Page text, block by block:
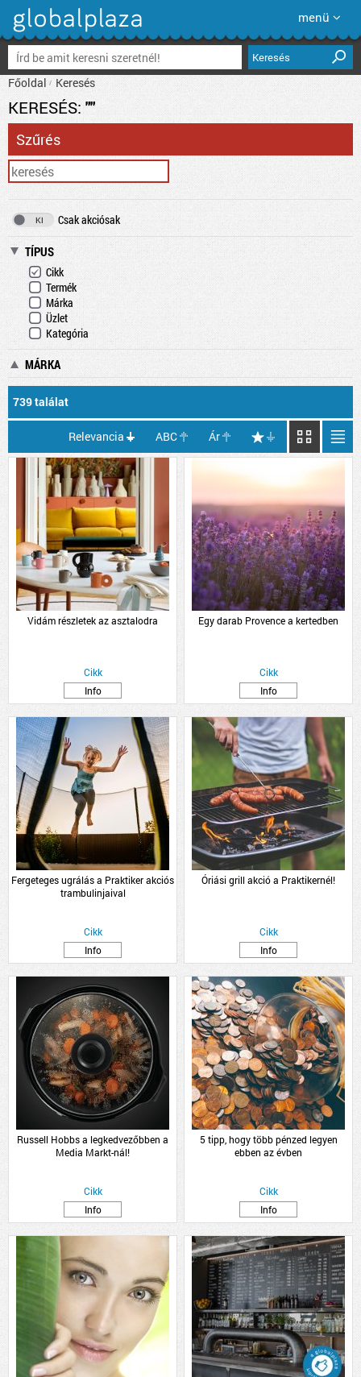
menü
Keresés
Főoldal Keresés
KERESÉS: ""
Szűrés
Csak akciósak
TÍPUS
Cikk
Termék
Márka
Üzlet
Kategória
MÁRKA
739 találat
Relevancia ABC Ár
Vidám részletek az asztalodra
Cikk
Info
Egy darab Provence a kertedben
Cikk
Info
Fergeteges ugrálás a Praktiker akciós
trambulinjaival
Cikk
Info
Óriási grill akció a Praktikernél!
Cikk
Info
Russell Hobbs a legkedvezőbben a
Media Markt-nál!
Cikk
Info
5 tipp, hogy több pénzed legyen
ebben az évben
Cikk
Info